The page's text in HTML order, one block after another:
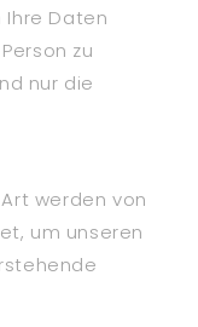
Ihre Daten
zu
nur die
werden von
um unseren